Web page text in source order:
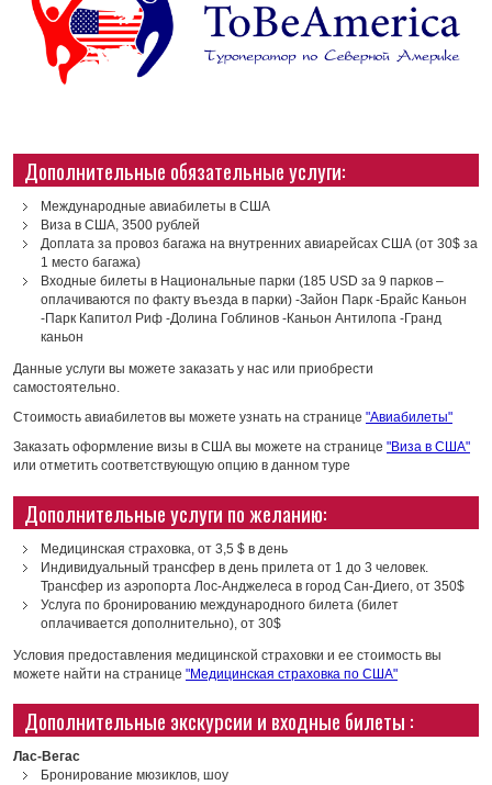
Дополнительные обязательные услуги:
Международные авиабилеты в США
Виза в США, 3500 рублей
Доплата за провоз багажа на внутренних авиарейсах США (от 30$ за
1 место багажа)
Входные билеты в Национальные парки (185 USD за 9 парков –
оплачиваются по факту въезда в парки) -Зайон Парк -Брайс Каньон
-Парк Капитол Риф -Долина Гоблинов -Каньон Антилопа -Гранд
каньон
Данные услуги вы можете заказать у нас или приобрести
самостоятельно.
Стоимость авиабилетов вы можете узнать на странице "Авиабилеты"
Заказать оформление визы в США вы можете на странице "Виза в США"
или отметить соответствующую опцию в данном туре
Дополнительные услуги по желанию:
Медицинская страховка, от 3,5 $ в день
Индивидуальный трансфер в день прилета от 1 до 3 человек.
Трансфер из аэропорта Лос-Анджелеса в город Сан-Диего, от 350$
Услуга по бронированию международного билета (билет
оплачивается дополнительно), от 30$
Условия предоставления медицинской страховки и ее стоимость вы
можете найти на странице "Медицинская страховка по США"
Дополнительные экскурсии и входные билеты :
Лас-Вегас
Бронирование мюзиклов, шоу